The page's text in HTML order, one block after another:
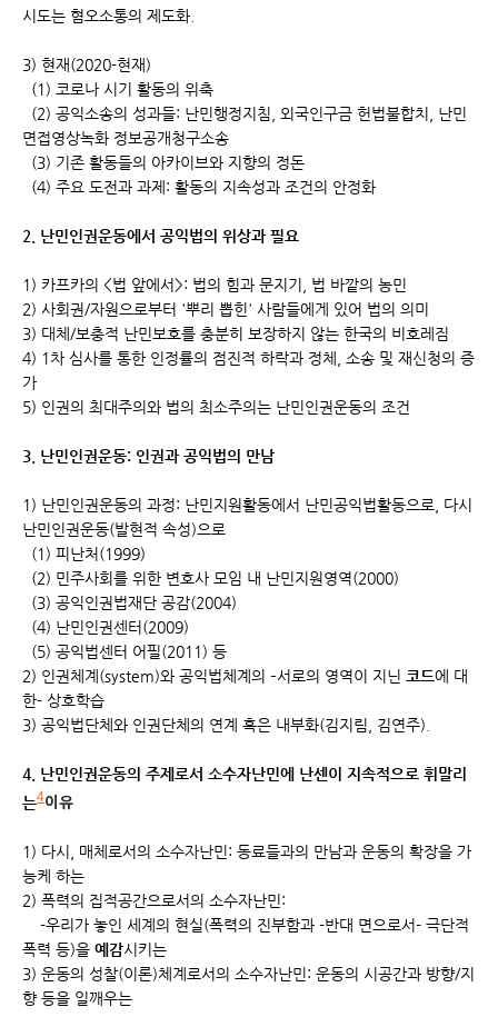
시도는 혐오소통의 제도화.
3) 현재(2020-현재)
(1) 코로나 시기 활동의 위축
(2) 공익소송의 성과들: 난민행정지침, 외국인구금 헌법불합치, 난민
면접영상녹화 정보공개청구소송
(3) 기존 활동들의 아카이브와 지향의 정돈
(4) 주요 도전과 과제: 활동의 지속성과 조건의 안정화
2. 난민인권운동에서 공익법의 위상과 필요
1) 카프카의 <법 앞에서>: 법의 힘과 문지기, 법 바깥의 농민
2) 사회권/자원으로부터 '뿌리 뽑힌' 사람들에게 있어 법의 의미
3) 대체/보충적 난민보호를 충분히 보장하지 않는 한국의 비호레짐
4) 1차 심사를 통한 인정률의 점진적 하락과 정체, 소송 및 재신청의 증
가
5) 인권의 최대주의와 법의 최소주의는 난민인권운동의 조건
3. 난민인권운동: 인권과 공익법의 만남
1) 난민인권운동의 과정: 난민지원활동에서 난민공익법활동으로, 다시
난민인권운동(발현적 속성)으로
(1) 피난처(1999)
(2) 민주사회를 위한 변호사 모임 내 난민지원영역(2000)
(3) 공익인권법재단 공감(2004)
(4) 난민인권센터(2009)
(5) 공익법센터 어필(2011) 등
2) 인권체계(system)와 공익법체계의 –서로의 영역이 지닌 코드에 대
한- 상호학습
3) 공익법단체와 인권단체의 연계 혹은 내부화(김지림, 김연주).
4. 난민인권운동의 주제로서 소수자난민에 난센이 지속적으로 휘말리
는4이유
1) 다시, 매체로서의 소수자난민: 동료들과의 만남과 운동의 확장을 가
능케 하는
2) 폭력의 집적공간으로서의 소수자난민:
-우리가 놓인 세계의 현실(폭력의 진부함과 -반대 면으로서- 극단적
폭력 등)을 예감시키는
3) 운동의 성찰(이론)체계로서의 소수자난민: 운동의 시공간과 방향/지
향 등을 일깨우는